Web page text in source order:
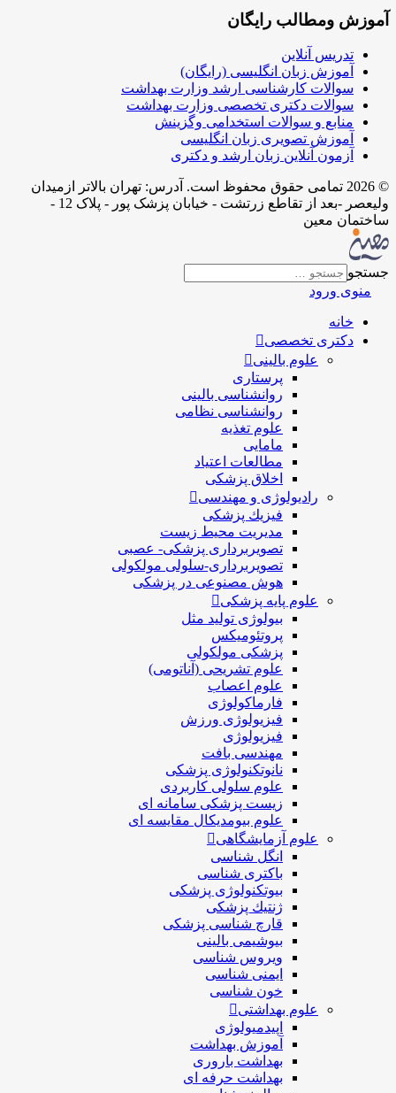
آموزش ومطالب رایگان
تدریس آنلاین
آموزش زبان انگلیسی (رایگان)
سوالات کارشناسی ارشد وزارت بهداشت
سوالات دکتری تخصصی وزارت بهداشت
منابع و سوالات استخدامی وگزینش
آموزش تصویری زبان انگلیسی
آزمون آنلاین زبان ارشد و دکتری
© 2026 تمامی حقوق محفوظ است. آدرس:‌ تهران بالاتر ازمیدان
ولیعصر -بعد از تقاطع زرتشت - خیابان پزشک پور - پلاک 12 -
ساختمان معین
جستجو
منوی ورود
خانه
دکتری تخصصی
علوم بالینی
پرستاری
روانشناسی بالینی
روانشناسی نظامی
علوم تغذیه
مامایی
مطالعات اعتیاد
اخلاق پزشکی
رادیولوژی و مهندسی
فيزيك پزشکی
مدیریت محیط زیست
تصویربرداری پزشکی- عصبی
تصویربرداری-سلولی مولکولی
هوش مصنوعی در پزشکی
علوم پایه پزشکی
بیولوژی تولید مثل
پروتئومیکس
پزشکی مولکولی
علوم تشریحی (آناتومی)
علوم اعصاب
فارماکولوژی
فیزیولوژی ورزش
فیزیولوژی
مهندسی بافت
نانوتکنولوژی پزشکی
علوم سلولی کاربردی
زیست پزشکی سامانه ای
علوم بیومدیکال مقایسه ای
علوم آزمایشگاهی
انگل شناسی
باکتری شناسی
بیوتکنولوژی پزشکی
ژنتيك پزشکی
قارچ شناسی پزشكی
بیوشیمی بالینی
ویروس شناسی
ایمنی شناسی
خون شناسی
علوم بهداشتی
اپیدمیولوژی
آموزش بهداشت
بهداشت باروری
بهداشت حرفه ای